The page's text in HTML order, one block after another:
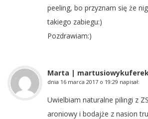
peeling, bo przyznam się że
takiego zabiegu:)
Pozdrawiam:)
Marta |
dnia 16 marca 2017 o 19:29 napisał:
Uwielbiam naturalne pilingi z
aroniowy i bodajże z nasion